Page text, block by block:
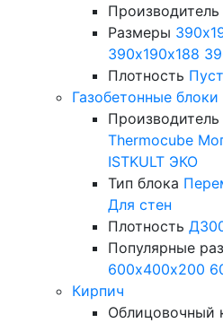
Производитель
Размеры
390х190х188
Плотность
Газобетонные блоки
Производитель
Thermocube
ISTKULT ЭКО
Тип блока
Для стен
Плотность
Популярные
600х400х200
Кирпич
Облицовочный